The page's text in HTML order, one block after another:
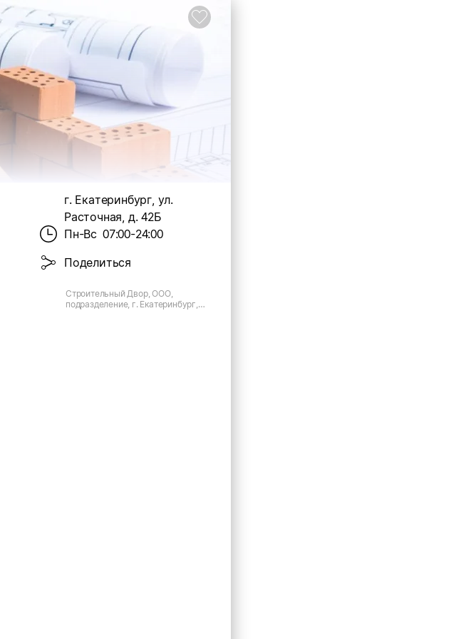
г. Екатеринбург, ул.
Расточная, д. 42Б
Пн-Вс 07:00-24:00
Поделиться
Строительный Двор, ООО,
подразделение, г. Екатеринбург,